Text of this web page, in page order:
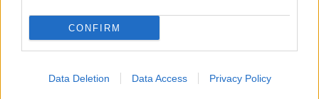
CONFIRM
Data Deletion Data Access Privacy Policy
BAJNOKOK LIGÁJA